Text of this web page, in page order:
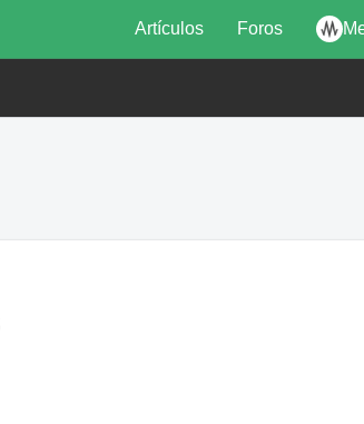
Artículos Foros